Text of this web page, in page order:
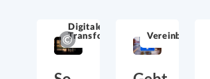
Digitale
Transformation
Vereinbarkeit